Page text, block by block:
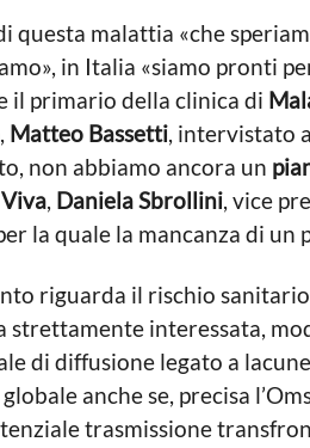
questa malattia «che
in Italia «siamo pronti
il primario della clinica di
, Matteo Bassetti, intervistato a
non abbiamo ancora un
, Daniela Sbrollini, vice
la quale la mancanza di un
riguarda il rischio
strettamente interessata,
di diffusione legato a
anche se, precisa
trasmissione